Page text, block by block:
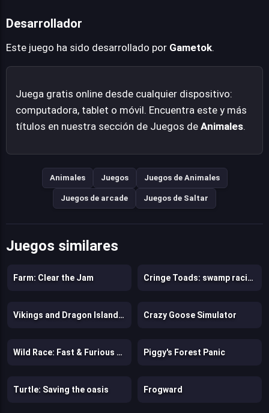
Desarrollador
Este juego ha sido desarrollado por Gametok.
Juega gratis online desde cualquier dispositivo:
computadora, tablet o móvil. Encuentra este y más
títulos en nuestra sección de Juegos de Animales.
Animales Juegos Juegos de Animales
Juegos de arcade Juegos de Saltar
Juegos similares
Farm: Clear the Jam Cringe Toads: swamp racing with auto-shooting
Vikings and Dragon Island Farm Crazy Goose Simulator
Wild Race: Fast & Furious Animals Simulator Piggy's Forest Panic
Turtle: Saving the oasis Frogward